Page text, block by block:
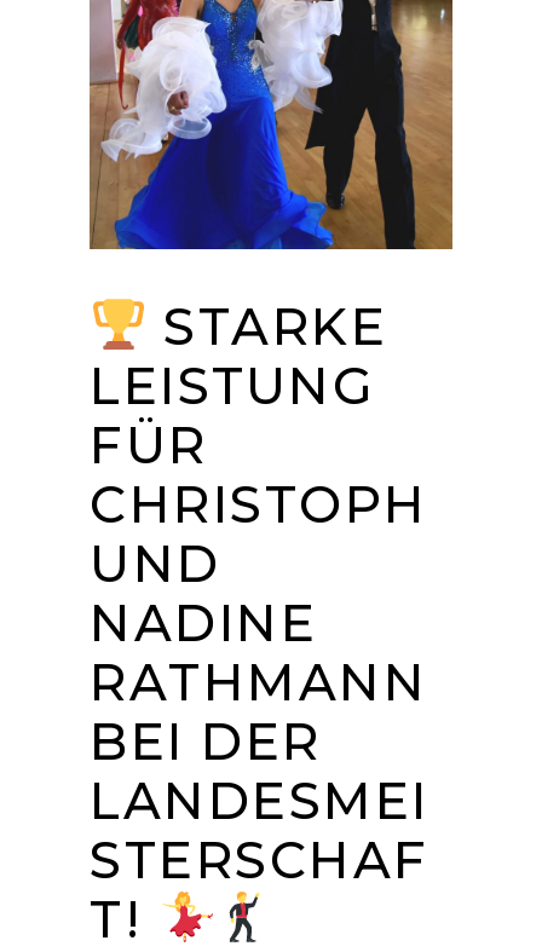
STARKE
LEISTUNG
FÜR
CHRISTOPH
UND
NADINE
RATHMANN
BEI DER
LANDESMEI
STERSCHAF
T!